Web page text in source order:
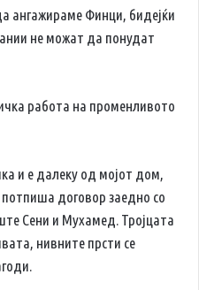
ангажираме Финци, бидејќи
не можат да понудат
работа на променливото
и е далеку од мојот дом,
договор заедно со
Сени и Мухамед. Тројцата
нивните прсти се